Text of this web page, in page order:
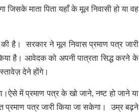
माता पिता यहाँ के मूल निवासी हो या वह
है। सरकार ने मूल निवास प्रमाण पत्र जारी
है। आवेदक को अपनी पात्रता सिद्ध करने के
देने होंगे।
में प्रमाण पत्र के खो जाने, नष्ट हो जाने या
प्रमाण पत्र जारी किया जा सकेगा। उम्र बढ़ने